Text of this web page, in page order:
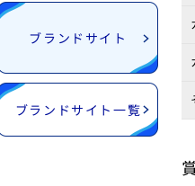
ブランドサイト
ブランドサイト一覧